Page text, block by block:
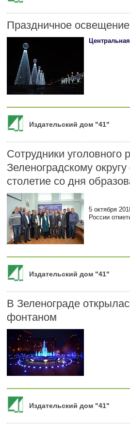
Праздничное
Издательский дом "41"
Сотрудники уголовного
Зеленоградскому
столетие со дня
5 октября
России
Издательский дом "41"
В Зеленограде
фонтаном
Издательский дом "41"